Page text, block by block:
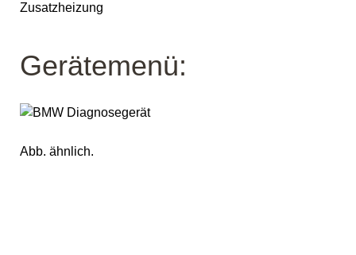
Zusatzheizung
Gerätemenü:
Abb. ähnlich.